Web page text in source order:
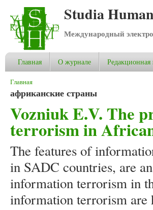
Studia
Международный
Главная О журнале Редакционная
Вы здесь
Главная
африканские страны
Vozniuk E.V. The
terrorism in
The features of
in SADC countries, are
information terrorism in
information terrorism are